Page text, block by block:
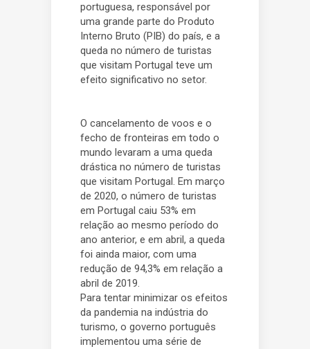
portuguesa, responsável por
uma grande parte do Produto
Interno Bruto (PIB) do país, e a
queda no número de turistas
que visitam Portugal teve um
efeito significativo no setor.
O cancelamento de voos e o
fecho de fronteiras em todo o
mundo levaram a uma queda
drástica no número de turistas
que visitam Portugal. Em março
de 2020, o número de turistas
em Portugal caiu 53% em
relação ao mesmo período do
ano anterior, e em abril, a queda
foi ainda maior, com uma
redução de 94,3% em relação a
abril de 2019.
Para tentar minimizar os efeitos
da pandemia na indústria do
turismo, o governo português
implementou uma série de